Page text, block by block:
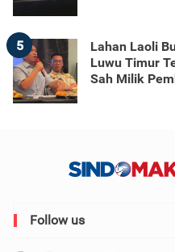
5
Lahan Laoli
Luwu Timur
Sah Milik
Follow us